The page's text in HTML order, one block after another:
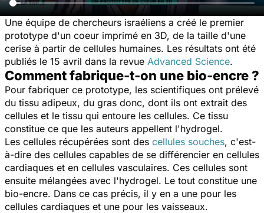
Une équipe de chercheurs israéliens a créé le premier
prototype d'un coeur imprimé en 3D, de la taille d'une
cerise à partir de cellules humaines. Les résultats ont été
publiés le 15 avril dans la revue Advanced Science.
Comment fabrique-t-on une bio-encre ?
Pour fabriquer ce prototype, les scientifiques ont prélevé
du tissu adipeux, du gras donc, dont ils ont extrait des
cellules et le tissu qui entoure les cellules. Ce tissu
constitue ce que les auteurs appellent l'hydrogel.
Les cellules récupérées sont des cellules souches, c'est-
à-dire des cellules capables de se différencier en cellules
cardiaques et en cellules vasculaires. Ces cellules sont
ensuite mélangées avec l'hydrogel. Le tout constitue une
bio-encre. Dans ce cas précis, il y en a une pour les
cellules cardiaques et une pour les vaisseaux.